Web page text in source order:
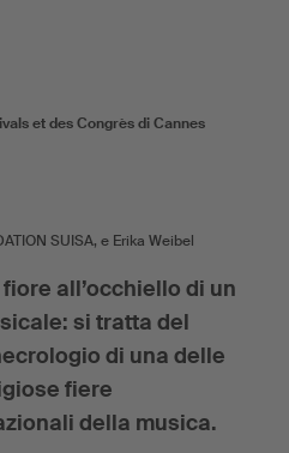
et des Congrès di Cannes
SUISA, e Erika Weibel
all’occhiello di un
si tratta del
di una delle
fiere
della musica.